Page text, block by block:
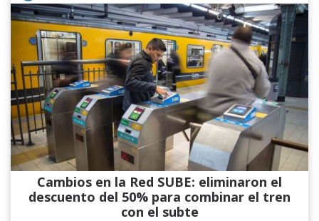
Cambios en la Red SUBE: eliminaron el
descuento del 50% para combinar el tren
con el subte